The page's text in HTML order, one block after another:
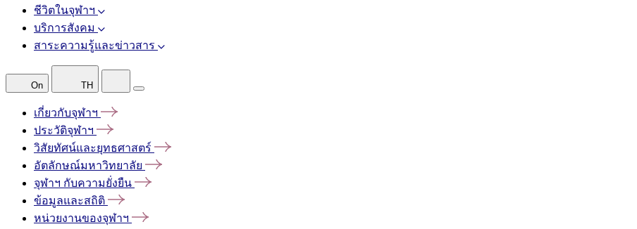
ชีวิตในจุฬาฯ
บริการสังคม
สาระความรู้และข่าวสาร
On TH
เกี่ยวกับจุฬาฯ
ประวัติจุฬาฯ
วิสัยทัศน์และยุทธศาสตร์
อัตลักษณ์มหาวิทยาลัย
จุฬาฯ กับความยั่งยืน
ข้อมูลและสถิติ
หน่วยงานของจุฬาฯ